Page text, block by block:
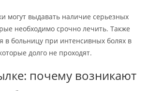
могут выдавать наличие серьезных
необходимо срочно лечить. Также
в больницу при интенсивных болях в
долго не проходят.
почему возникают